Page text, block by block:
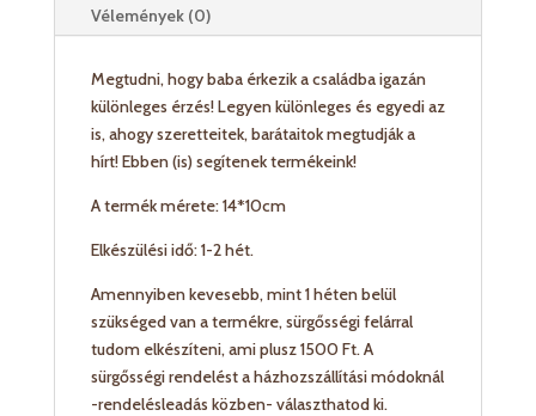
Vélemények (0)
Megtudni, hogy baba érkezik a családba igazán
különleges érzés! Legyen különleges és egyedi az
is, ahogy szeretteitek, barátaitok megtudják a
hírt! Ebben (is) segítenek termékeink!
A termék mérete: 14*10cm
Elkészülési idő: 1-2 hét.
Amennyiben kevesebb, mint 1 héten belül
szükséged van a termékre, sürgősségi felárral
tudom elkészíteni, ami plusz 1500 Ft. A
sürgősségi rendelést a házhozszállítási módoknál
-rendelésleadás közben- választhatod ki.